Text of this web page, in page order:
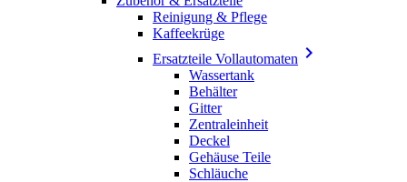
Reinigung & Pflege
Kaffeekrüge
Ersatzteile Vollautomaten 
Wassertank
Behälter
Gitter
Zentraleinheit
Deckel
Gehäuse Teile
Schläuche